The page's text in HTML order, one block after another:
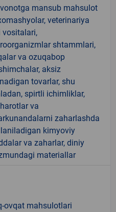
mansub mahsulot
veterinariya
vositalari,
shtammlari,
va ozuqabop
aksiz
tovarlar, shu
spirtli ichimliklar,
va
zaharlashda
kimyoviy
va zaharlar, diniy
materiallar
ovqat mahsulotlari